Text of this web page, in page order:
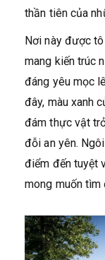
thần tiên của
Nơi này được
mang kiến trúc
đáng yêu mọc
đây, màu xanh
đám thực vật
đỗi an yên.
điểm đến tuyệt
mong muốn tìm